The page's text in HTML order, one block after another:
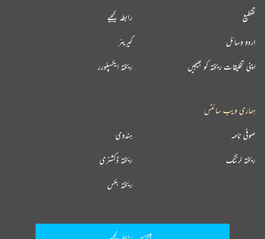
تقطیع
اردو وسائل
اپنی تخلیقات ریختہ کو بھیجیں
رابطہ کیجیے
کیریئر
ریختہ ایکسپلورر
ہماری ویب سائٹس
ہندوی صوفی نامہ
ریختہ ڈکشنری ریختہ لرننگ
ریختہ بکس
رابطہ کیجیے